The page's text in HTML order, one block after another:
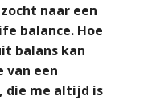
naar een
balance. Hoe
balans kan
een
die me altijd is